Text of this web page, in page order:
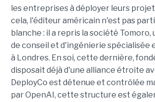
les entreprises à déployer leurs
cela, l'éditeur américain n'est pas
blanche : il a repris la société
de conseil et d'ingénierie spécialisée
à Londres. En soi, cette dernière,
disposait déjà d'une alliance étroite
DeployCo est détenue et contrôlée
par OpenAI, cette structure est